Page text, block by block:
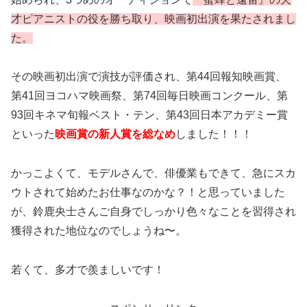
才ピアニストの役を勝ち取り、映画初出演を果たされまし
た。
その映画初出演で演技が評価され、第44回報知映画賞、
第41回ヨコハマ映画祭、第74回毎日映画コンクール、第
93回キネマ旬報ベスト・テン、第43回日本アカデミー賞
といった 映画賞の新人賞を総なめしました！！！
かっこよくて、モデルさんで、俳優業もできて、急にスカ
ウトされて始めたお仕事なのかな？！と思っていました
が、鈴鹿央士さんご自身でしっかり色々なことを習得され
獲得された地位なのでしょうね〜。
若くて、多才で羨ましいです！